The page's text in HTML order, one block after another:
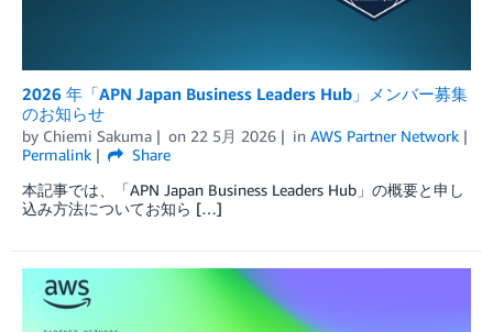
2026 年「APN Japan Business Leaders Hub」メンバー募集
のお知らせ
by Chiemi Sakuma on 22 5月 2026 in AWS Partner Network
Permalink
Share
本記事では、「APN Japan Business Leaders Hub」の概要と申し
込み方法についてお知ら […]